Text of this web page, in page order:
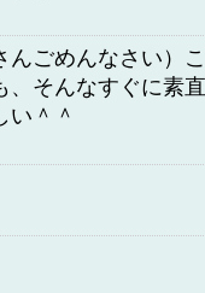
ごめんなさい）
そんなすぐに素
い＾＾